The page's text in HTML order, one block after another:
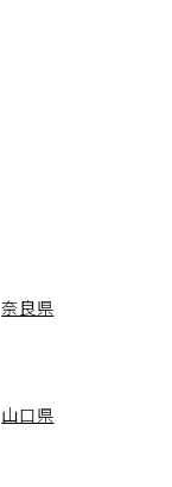
奈良県
山口県